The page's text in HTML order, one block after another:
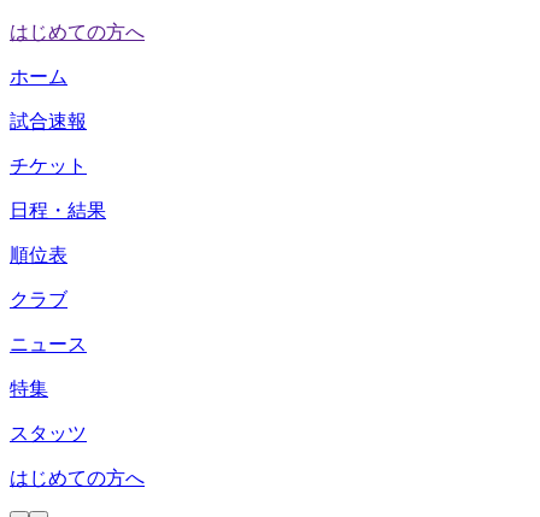
はじめての方へ
ホーム
試合速報
チケット
日程・結果
順位表
クラブ
ニュース
特集
スタッツ
はじめての方へ